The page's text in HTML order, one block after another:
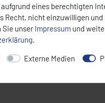
eines berechtigten
Recht, nicht einzuwilligen
Sie unserImpressum und
Externe Medien